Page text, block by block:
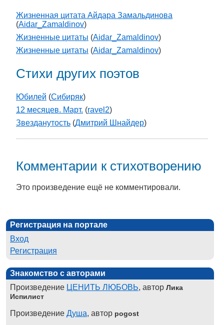
Жизненная цитата Айдара Замальдинова
(Aidar_Zamaldinov)
Жизненные цитаты (Aidar_Zamaldinov)
Жизненные цитаты (Aidar_Zamaldinov)
Стихи других поэтов
Юбилей (Cибиряк)
12 месяцев. Март. (ravel2)
Звезданутость (Дмитрий Шнайдер)
Комментарии к стихотворению
Это произведение ещё не комментировали.
Регистрация на портале
Вход
Регистрация
Знакомство с авторами
Произведение ЦЕНИТЬ ЛЮБОВЬ, автор Лика
Испилист
Произведение Душа, автор pogost